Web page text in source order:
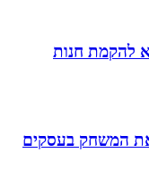
להקמת חנות
את המשחק בעסקים